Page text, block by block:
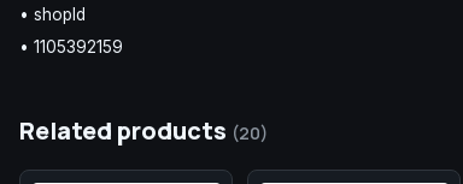
• shopId
• 1105392159
Related products (20)